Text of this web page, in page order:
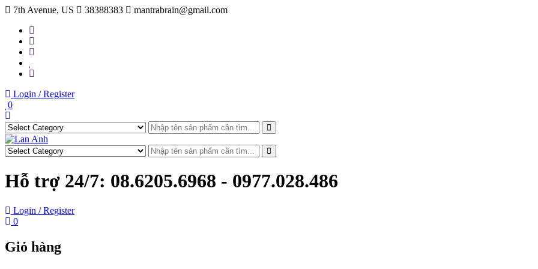
Skip
content
7th Avenue, US 38388383 mantrabrain@gmail.com
Login / Register
0
Search
Search
Hỗ trợ 24/7: 08.6205.6968 - 0977.028.486
Login / Register
0
Giỏ hàng